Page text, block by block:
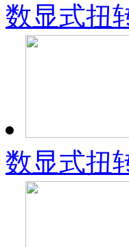
数显式扭
数显式扭